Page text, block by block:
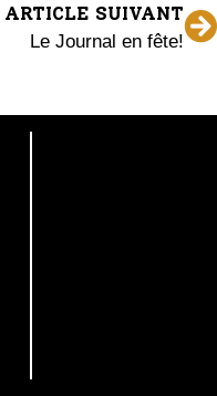
ARTICLE SUIVANT
Le Journal en fête!